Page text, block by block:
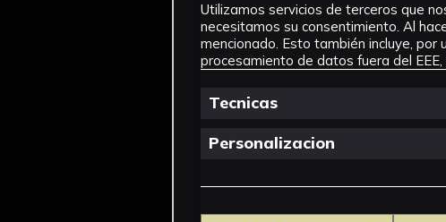
Utilizamos servicios de terceros que
necesitamos su consentimiento. Al
mencionado. Esto también incluye,
procesamiento de datos fuera del EEE,
Tecnicas
Personalizacion